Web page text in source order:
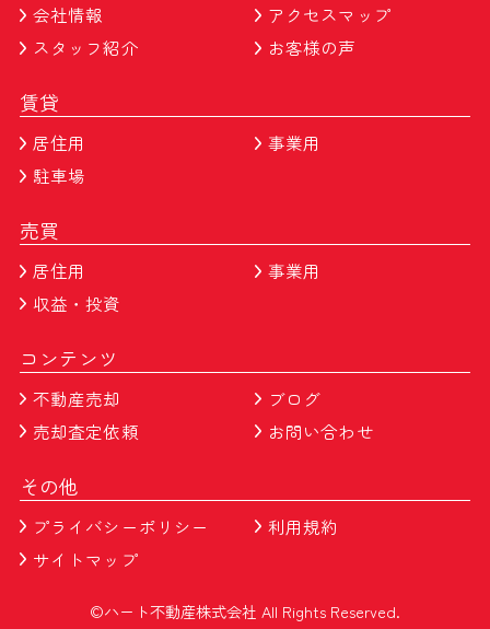
会社情報
アクセスマップ
スタッフ紹介
お客様の声
賃貸
居住用
事業用
駐車場
売買
居住用
事業用
収益・投資
コンテンツ
不動産売却
ブログ
売却査定依頼
お問い合わせ
その他
プライバシーポリシー
利用規約
サイトマップ
©ハート不動産株式会社 All Rights Reserved.